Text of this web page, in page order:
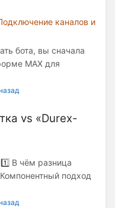
каналов и
бота, вы сначала
MAX для
vs «Durex-
В чём разница
подход